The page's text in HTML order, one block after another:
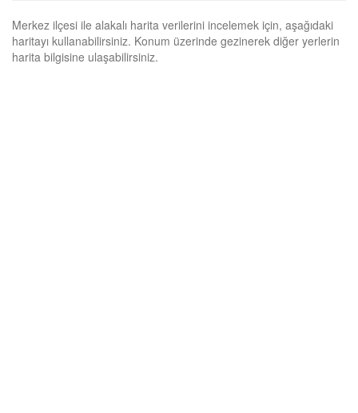
Merkez ilçesi ile alakalı harita verilerini incelemek için, aşağıdaki
haritayı kullanabilirsiniz. Konum üzerinde gezinerek diğer yerlerin
harita bilgisine ulaşabilirsiniz.